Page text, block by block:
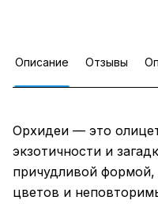
Описание Отзывы
Орхидеи — это
экзотичности и
причудливой формой,
цветов и